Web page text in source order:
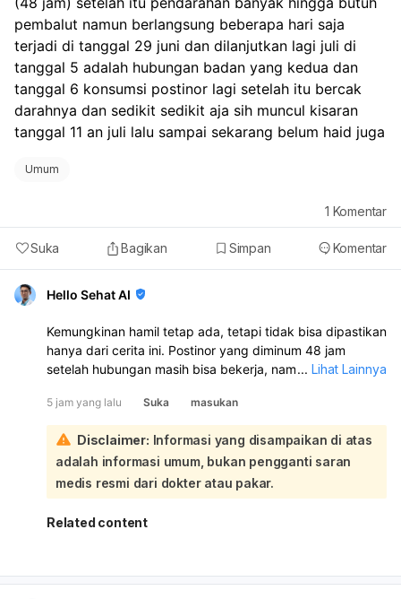
pembalut namun berlangsung beberapa hari saja
terjadi di tanggal 29 juni dan dilanjutkan lagi juli di
tanggal 5 adalah hubungan badan yang kedua dan
tanggal 6 konsumsi postinor lagi setelah itu bercak
darahnya dan sedikit sedikit aja sih muncul kisaran
tanggal 11 an juli lalu sampai sekarang belum haid juga
Umum
Suka Bagikan Simpan Komentar
1 Komentar
Hello Sehat AI
Kemungkinan hamil tetap ada, tetapi tidak bisa dipastikan
hanya dari cerita ini. Postinor yang diminum 48 jam
setelah hubungan masih bisa bekerja, namun bisa juga
terlambat atau tidak teratur. Perdarahan yang muncul
setelah minum Postinor tidak selalu berarti haid:
Karena ada hubungan tanpa ejakulasi di dalam, risiko
memang lebih kecil, tetapi tetap ada risiko dari cairan
pra-ejakulasi. Kalau hubungan tanggal 21 Juni memang
dekat masa subur, risikonya bisa lebih tinggi dibanding
fase aman. Hubungan tanggal 5 Juli lalu minum Postinor
Lakukan tes kehamilan sekarang, idealnya dengan
... Lihat Lainnya
5 jam yang lalu Suka masukan
Disclaimer: Informasi yang disampaikan di atas
adalah informasi umum, bukan pengganti saran
medis resmi dari dokter atau pakar.
Related content